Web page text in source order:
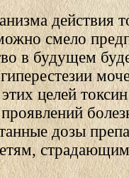
действия
смело
в будущем
целей
дозы